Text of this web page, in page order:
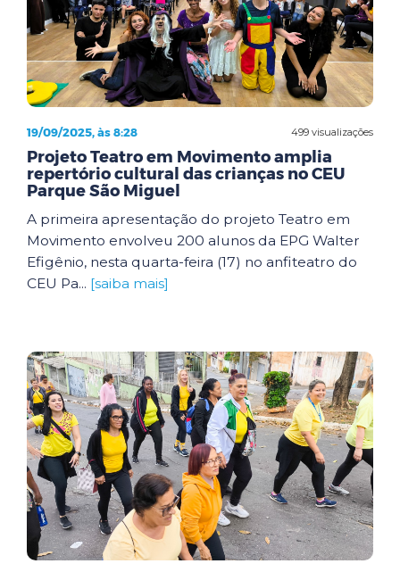
499 visualizações
19/09/2025, às 8:28
Projeto Teatro em Movimento amplia
repertório cultural das crianças no CEU
Parque São Miguel
A primeira apresentação do projeto Teatro em
Movimento envolveu 200 alunos da EPG Walter
Efigênio, nesta quarta-feira (17) no anfiteatro do
CEU Pa... [saiba mais]